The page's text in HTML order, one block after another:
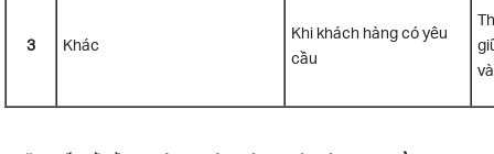
3 Khác
Khi khách hàng có yêu
cầu